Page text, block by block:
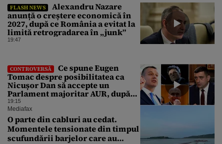
FLASH NEWS
Alexandru Nazare
anunță o creștere economică în
2027, după ce România a evitat la
limită retrogradarea în „junk”
19:47
CONTROVERSĂ
Ce spune Eugen
Tomac despre posibilitatea ca
Nicușor Dan să accepte un
Parlament majoritar AUR, după
ce Bolojan a recunoscut că s-a
întâlnit cu Simion
19:15
Mediafax
O parte din cabluri au cedat.
Momentele tensionate din timpul
scufundării barjelor care au